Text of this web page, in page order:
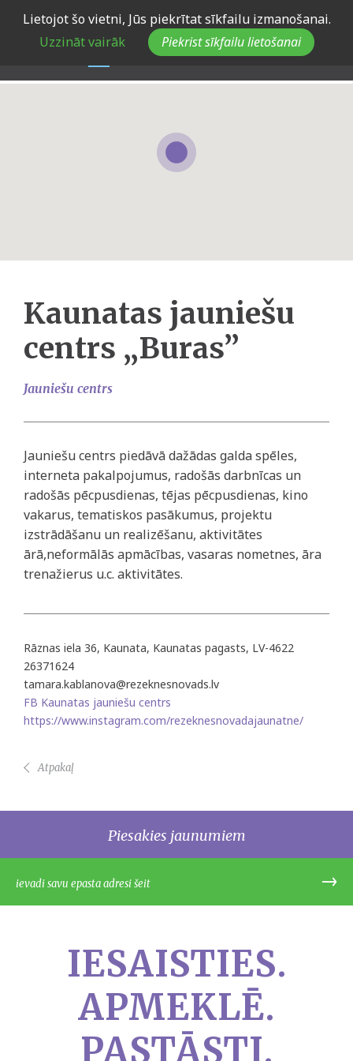
Lietojot šo vietni, Jūs piekrītat sīkfailu izmanošanai.
Uzzināt vairāk
Piekrist sīkfailu lietošanai
Kaunatas jauniešu
centrs „Buras”
Jauniešu centrs
Jauniešu centrs piedāvā dažādas galda spēles,
interneta pakalpojumus, radošās darbnīcas un
radošās pēcpusdienas, tējas pēcpusdienas, kino
vakarus, tematiskos pasākumus, projektu
izstrādāšanu un realizēšanu, aktivitātes
ārā,neformālās apmācības, vasaras nometnes, āra
trenažierus u.c. aktivitātes.
Rāznas iela 36, Kaunata, Kaunatas pagasts, LV-4622
26371624
tamara.kablanova@rezeknesnovads.lv
FB Kaunatas jauniešu centrs
https://www.instagram.com/rezeknesnovadajaunatne/
Atpakaļ
Piesakies jaunumiem
IESAISTIES.
APMEKLĒ.
PASTĀSTI.